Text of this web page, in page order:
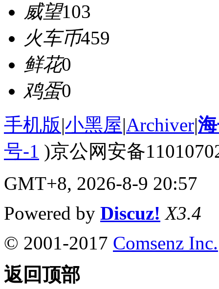
威望103
火车币459
鲜花0
鸡蛋0
手机版|小黑屋|Archiver|
号-1 )京公网安备
GMT+8, 2026-8-9 20:57
Powered by Discuz! X3.4
© 2001-2017 Comsenz Inc.
返回顶部